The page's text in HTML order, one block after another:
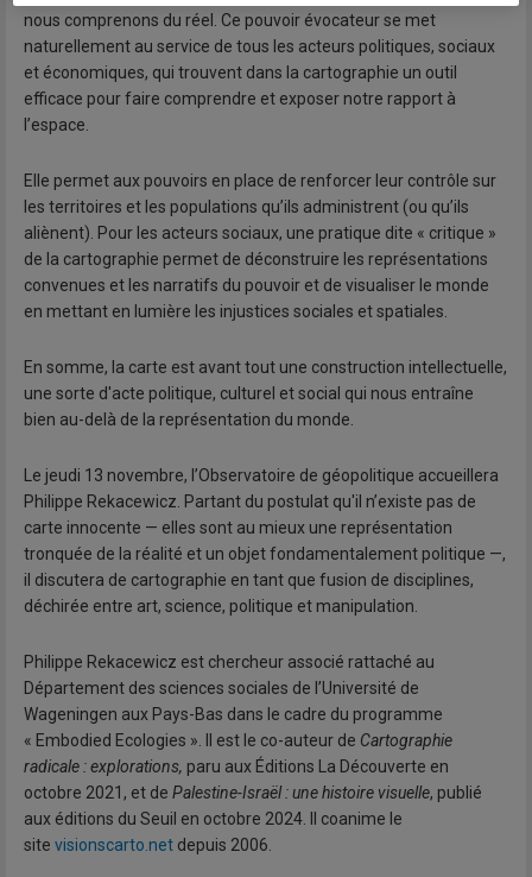
nous comprenons du réel. Ce pouvoir évocateur se met
naturellement au service de tous les acteurs politiques, sociaux
et économiques, qui trouvent dans la cartographie un outil
efficace pour faire comprendre et exposer notre rapport à
l’espace.
Elle permet aux pouvoirs en place de renforcer leur contrôle sur
les territoires et les populations qu’ils administrent (ou qu’ils
aliènent). Pour les acteurs sociaux, une pratique dite « critique »
de la cartographie permet de déconstruire les représentations
convenues et les narratifs du pouvoir et de visualiser le monde
en mettant en lumière les injustices sociales et spatiales.
En somme, la carte est avant tout une construction intellectuelle,
une sorte d'acte politique, culturel et social qui nous entraîne
bien au-delà de la représentation du monde.
Le jeudi 13 novembre, l’Observatoire de géopolitique accueillera
Philippe Rekacewicz. Partant du postulat qu'il n’existe pas de
carte innocente — elles sont au mieux une représentation
tronquée de la réalité et un objet fondamentalement politique —,
il discutera de cartographie en tant que fusion de disciplines,
déchirée entre art, science, politique et manipulation.
Philippe Rekacewicz est chercheur associé rattaché au
Département des sciences sociales de l’Université de
Wageningen aux Pays-Bas dans le cadre du programme
« Embodied Ecologies ». Il est le co-auteur de Cartographie
radicale : explorations, paru aux Éditions La Découverte en
octobre 2021, et de Palestine-Israël : une histoire visuelle, publié
aux éditions du Seuil en octobre 2024. Il coanime le
site visionscarto.net depuis 2006.